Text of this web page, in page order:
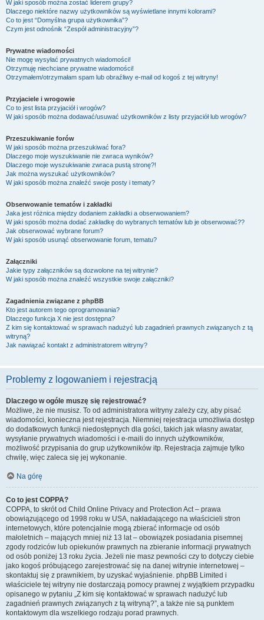
W jaki sposób można zostać liderem grupy?
Dlaczego niektóre nazwy użytkowników są wyświetlane innymi kolorami?
Co to jest “Domyślna grupa użytkownika”?
Czym jest odnośnik “Zespół administracyjny”?
Prywatne wiadomości
Nie mogę wysyłać prywatnych wiadomości!
Otrzymuję niechciane prywatne wiadomości!
Otrzymałem/otrzymałam spam lub obraźliwy e-mail od kogoś z tej witryny!
Przyjaciele i wrogowie
Co to jest lista przyjaciół i wrogów?
W jaki sposób można dodawać/usuwać użytkowników z listy przyjaciół lub wrogów?
Przeszukiwanie forów
W jaki sposób można przeszukiwać fora?
Dlaczego moje wyszukiwanie nie zwraca wyników?
Dlaczego moje wyszukiwanie zwraca pustą stronę?!
Jak można wyszukać użytkowników?
W jaki sposób można znaleźć swoje posty i tematy?
Obserwowanie tematów i zakładki
Jaka jest różnica między dodaniem zakładki a obserwowaniem?
W jaki sposób można dodać zakładkę do wybranych tematów lub je obserwować??
Jak obserwować wybrane forum?
W jaki sposób usunąć obserwowanie forum, tematu?
Załączniki
Jakie typy załączników są dozwolone na tej witrynie?
W jaki sposób można znaleźć wszystkie swoje załączniki?
Zagadnienia związane z phpBB
Kto jest autorem tego oprogramowania?
Dlaczego funkcja X nie jest dostępna?
Z kim się kontaktować w sprawach nadużyć lub zagadnień prawnych związanych z tą
witryną?
Jak nawiązać kontakt z administratorem witryny?
Problemy z logowaniem i rejestracją
Dlaczego w ogóle muszę się rejestrować?
Możliwe, że nie musisz. To od administratora witryny zależy czy, aby pisać
wiadomości, konieczna jest rejestracja. Niemniej rejestracja umożliwia dostęp
do dodatkowych funkcji niedostępnych dla gości, takich jak własny awatar,
wysyłanie prywatnych wiadomości i e-maili do innych użytkowników,
możliwość przypisania do grup użytkowników itp. Rejestracja zajmuje tylko
chwilę, więc zaleca się jej wykonanie.
Na górę
Co to jest COPPA?
COPPA, to skrót od Child Online Privacy and Protection Act – prawa
obowiązującego od 1998 roku w USA, nakładającego na właścicieli stron
internetowych, które potencjalnie mogą zbierać informacje od osób
małoletnich – mających mniej niż 13 lat – obowiązek posiadania pisemnej
zgody rodziców lub opiekunów prawnych na zbieranie informacji prywatnych
od osób poniżej 13 roku życia. Jeżeli nie masz pewności czy to dotyczy ciebie
jako kogoś próbującego zarejestrować się na danej witrynie internetowej –
skontaktuj się z prawnikiem, by uzyskać wyjaśnienie. phpBB Limited i
właściciele tej witryny nie dostarczają pomocy prawnej z wyjątkiem przypadku
opisanego w pytaniu „Z kim się kontaktować w sprawach nadużyć lub
zagadnień prawnych związanych z tą witryną?”, a także nie są punktem
kontaktowym dla wszelkiego rodzaju porad prawnych.